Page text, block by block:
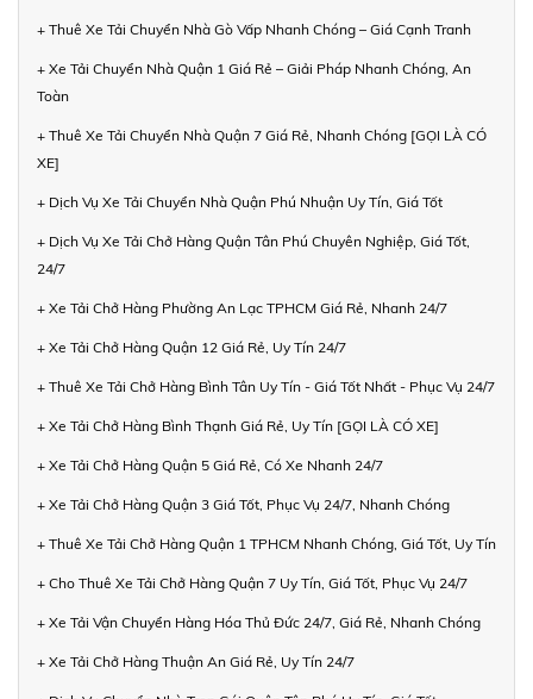
+ Thuê Xe Tải Chuyển Nhà Gò Vấp Nhanh Chóng – Giá Cạnh Tranh
+ Xe Tải Chuyển Nhà Quận 1 Giá Rẻ – Giải Pháp Nhanh Chóng, An
Toàn
+ Thuê Xe Tải Chuyển Nhà Quận 7 Giá Rẻ, Nhanh Chóng [GỌI LÀ CÓ
XE]
+ Dịch Vụ Xe Tải Chuyển Nhà Quận Phú Nhuận Uy Tín, Giá Tốt
+ Dịch Vụ Xe Tải Chở Hàng Quận Tân Phú Chuyên Nghiệp, Giá Tốt,
24/7
+ Xe Tải Chở Hàng Phường An Lạc TPHCM Giá Rẻ, Nhanh 24/7
+ Xe Tải Chở Hàng Quận 12 Giá Rẻ, Uy Tín 24/7
+ Thuê Xe Tải Chở Hàng Bình Tân Uy Tín - Giá Tốt Nhất - Phục Vụ 24/7
+ Xe Tải Chở Hàng Bình Thạnh Giá Rẻ, Uy Tín [GỌI LÀ CÓ XE]
+ Xe Tải Chở Hàng Quận 5 Giá Rẻ, Có Xe Nhanh 24/7
+ Xe Tải Chở Hàng Quận 3 Giá Tốt, Phục Vụ 24/7, Nhanh Chóng
+ Thuê Xe Tải Chở Hàng Quận 1 TPHCM Nhanh Chóng, Giá Tốt, Uy Tín
+ Cho Thuê Xe Tải Chở Hàng Quận 7 Uy Tín, Giá Tốt, Phục Vụ 24/7
+ Xe Tải Vận Chuyển Hàng Hóa Thủ Đức 24/7, Giá Rẻ, Nhanh Chóng
+ Xe Tải Chở Hàng Thuận An Giá Rẻ, Uy Tín 24/7